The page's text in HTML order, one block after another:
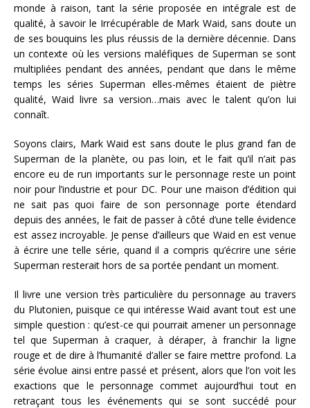
monde à raison, tant la série proposée en intégrale est de
qualité, à savoir le Irrécupérable de Mark Waid, sans doute un
de ses bouquins les plus réussis de la dernière décennie. Dans
un contexte où les versions maléfiques de Superman se sont
multipliées pendant des années, pendant que dans le même
temps les séries Superman elles-mêmes étaient de piètre
qualité, Waid livre sa version…mais avec le talent qu’on lui
connaît.
Soyons clairs, Mark Waid est sans doute le plus grand fan de
Superman de la planète, ou pas loin, et le fait qu’il n’ait pas
encore eu de run importants sur le personnage reste un point
noir pour l’industrie et pour DC. Pour une maison d’édition qui
ne sait pas quoi faire de son personnage porte étendard
depuis des années, le fait de passer à côté d’une telle évidence
est assez incroyable. Je pense d’ailleurs que Waid en est venue
à écrire une telle série, quand il a compris qu’écrire une série
Superman resterait hors de sa portée pendant un moment.
Il livre une version très particulière du personnage au travers
du Plutonien, puisque ce qui intéresse Waid avant tout est une
simple question : qu’est-ce qui pourrait amener un personnage
tel que Superman à craquer, à déraper, à franchir la ligne
rouge et de dire à l’humanité d’aller se faire mettre profond. La
série évolue ainsi entre passé et présent, alors que l’on voit les
exactions que le personnage commet aujourd’hui tout en
retraçant tous les événements qui se sont succédé pour